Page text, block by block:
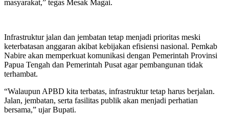
masyarakat,” tegas Mesak Magai.
Infrastruktur jalan dan jembatan tetap menjadi prioritas meski
keterbatasan anggaran akibat kebijakan efisiensi nasional. Pemkab
Nabire akan memperkuat komunikasi dengan Pemerintah Provinsi
Papua Tengah dan Pemerintah Pusat agar pembangunan tidak
terhambat.
“Walaupun APBD kita terbatas, infrastruktur tetap harus berjalan.
Jalan, jembatan, serta fasilitas publik akan menjadi perhatian
bersama,” ujar Bupati.